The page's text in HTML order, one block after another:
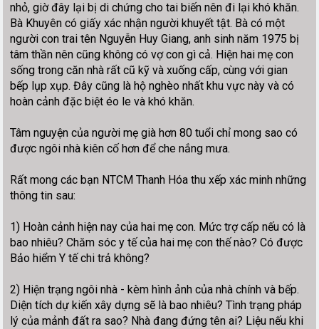
nhỏ, giờ đây lại bị di chứng cho tai biến nên đi lại khó khăn.
Bà Khuyên có giấy xác nhận người khuyết tật. Bà có một
người con trai tên Nguyễn Huy Giang, anh sinh năm 1975 bị
tâm thần nên cũng không có vợ con gì cả. Hiện hai mẹ con
sống trong căn nhà rất cũ kỹ và xuống cấp, cùng với gian
bếp lụp xụp. Đây cũng là hộ nghèo nhất khu vực này và có
hoàn cảnh đặc biệt éo le và khó khăn.
Tâm nguyện của người mẹ già hơn 80 tuổi chỉ mong sao có
được ngôi nhà kiên cố hơn để che nắng mưa.
Rất mong các bạn NTCM Thanh Hóa thu xếp xác minh những
thông tin sau:
1) Hoàn cảnh hiện nay của hai mẹ con. Mức trợ cấp nếu có là
bao nhiêu? Chăm sóc y tế của hai mẹ con thế nào? Có được
Bảo hiểm Y tế chi trả không?
2) Hiện trạng ngôi nhà - kèm hình ảnh của nhà chính và bếp.
Diện tích dự kiến xây dựng sẽ là bao nhiêu? Tình trạng pháp
lý của mảnh đất ra sao? Nhà đang đứng tên ai? Liệu nếu khi